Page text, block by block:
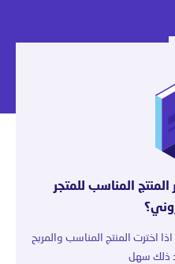
المناسب للمتجر
اخترت المنتج المناسب والمربح
ذلك سهل